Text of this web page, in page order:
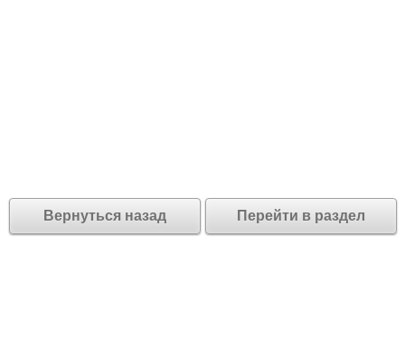
Вернуться назад Перейти в раздел